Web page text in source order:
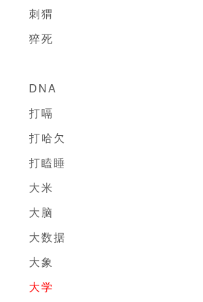
刺猬
猝死
DNA
打嗝
打哈欠
打瞌睡
大米
大脑
大数据
大象
大学